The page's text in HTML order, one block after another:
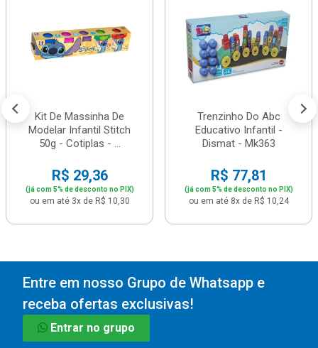
Kit De Massinha De
Modelar Infantil Stitch
50g - Cotiplas - ...
R$ 29,36
(já com 5% de desconto no PIX)
ou em até 3x de R$ 10,30
Trenzinho Do Abc
Educativo Infantil -
Dismat - Mk363
R$ 77,81
(já com 5% de desconto no PIX)
ou em até 8x de R$ 10,24
Entre em nosso Grupo de Whatsapp e
receba ofertas exclusivas!
Entrar no grupo